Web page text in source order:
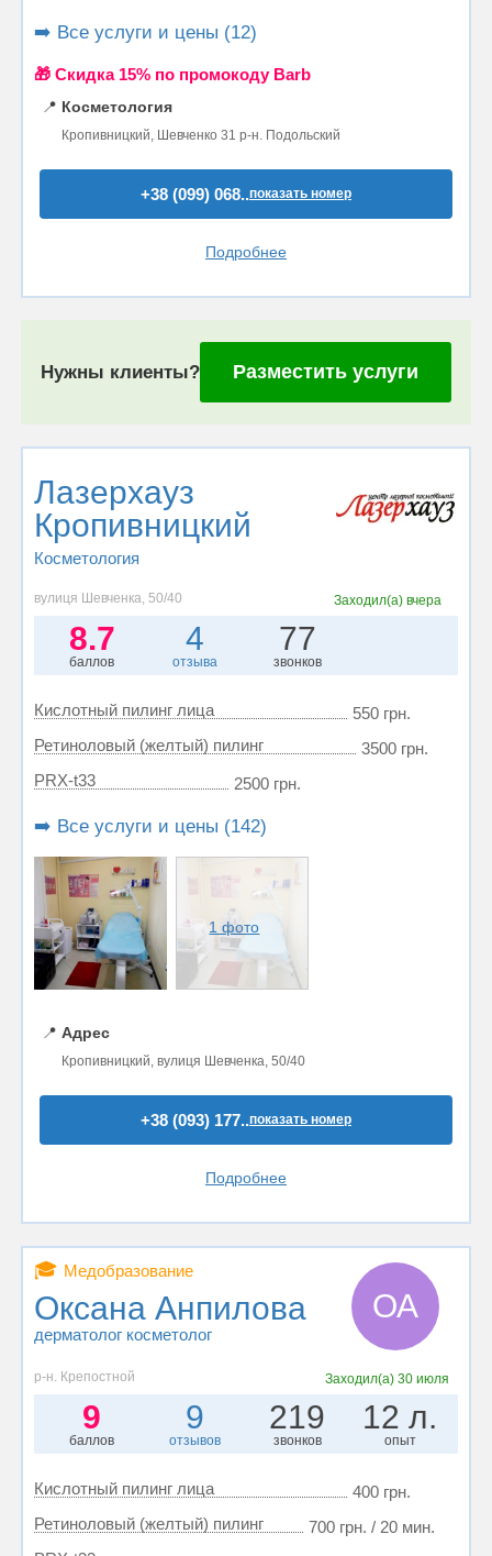
➡️ Все услуги и цены (12)
🎁 Cкидка 15% по промокоду Barb
📍 Косметология
Кропивницкий, Шевченко 31 р-н. Подольский
+38 (099) 068..показать номер
Подробнее
Нужны клиенты? Разместить услуги
Лазерхауз
Кропивницкий
Косметология
вулиця Шевченка, 50/40 Заходил(а) вчера
8.7
баллов
4
отзыва
77
звонков
Кислотный пилинг лица
550 грн.
Ретиноловый (желтый) пилинг
3500 грн.
PRX-t33
2500 грн.
➡️ Все услуги и цены (142)
1 фото
📍 Адрес
Кропивницкий, вулиця Шевченка, 50/40
+38 (093) 177..показать номер
Подробнее
🎓 Медобразование
Оксана Анпилова
дерматолог косметолог
ОА
р-н. Крепостной Заходил(а)30 июля
9
баллов
9
отзывов
219
звонков
12 л.
опыт
Кислотный пилинг лица
400 грн.
Ретиноловый (желтый) пилинг
700 грн. / 20 мин.